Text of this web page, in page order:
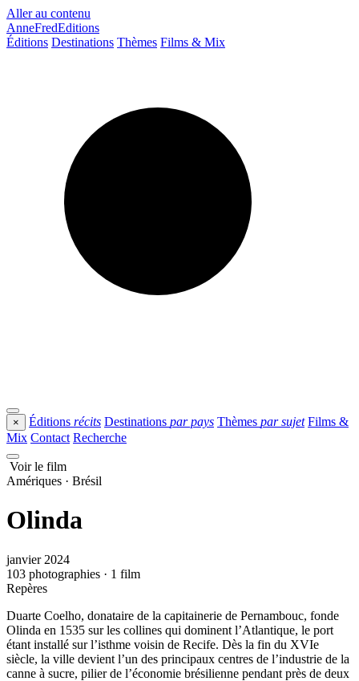
Aller au contenu
AnneFredEditions
Éditions Destinations Thèmes Films & Mix
× Éditions récits Destinations par pays Thèmes par sujet Films &
Mix Contact Recherche
Voir le film
Amériques · Brésil
Olinda
janvier 2024
103 photographies · 1 film
Repères
Duarte Coelho, donataire de la capitainerie de Pernambouc, fonde
Olinda en 1535 sur les collines qui dominent l’Atlantique, le port
étant installé sur l’isthme voisin de Recife. Dès la fin du XVIe
siècle, la ville devient l’un des principaux centres de l’industrie de la
canne à sucre, pilier de l’économie brésilienne pendant près de deux